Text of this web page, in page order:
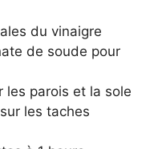
du vinaigre
de soude pour
les parois et la sole
les taches